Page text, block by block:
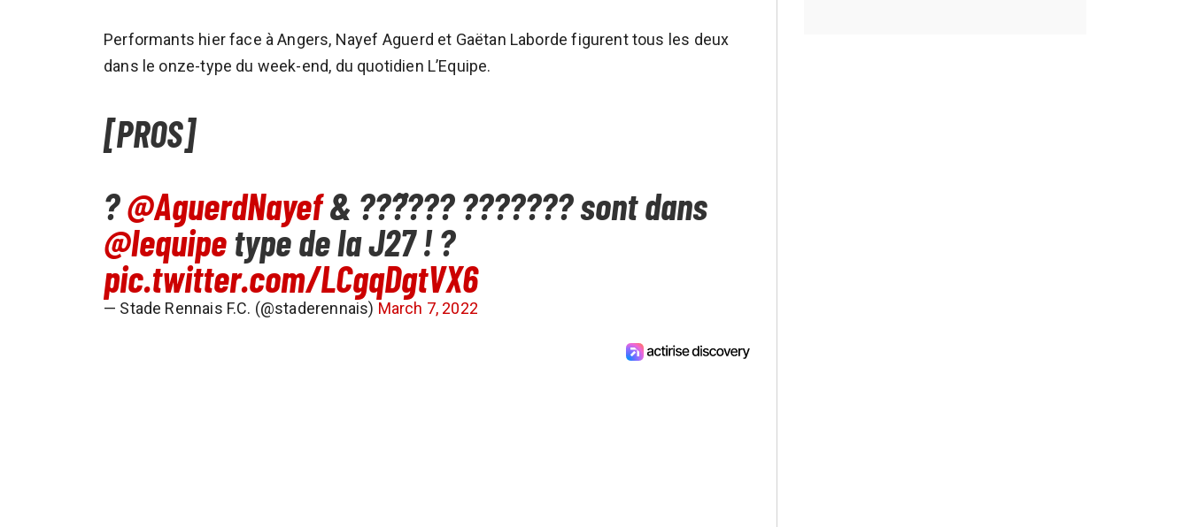
Performants hier face à Angers, Nayef Aguerd et Gaëtan Laborde figurent tous les deux
dans le onze-type du week-end, du quotidien L’Equipe.
[PROS]
?@AguerdNayef& ???̈??? ??????? sont dans
@lequipe type de la J27 ! ?
pic.twitter.com/LCgqDgtVX6
— Stade Rennais F.C. (@staderennais) March 7, 2022